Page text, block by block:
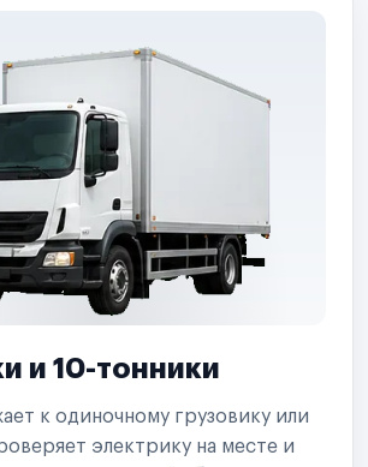
и 10-тонники
к одиночному грузовику или
электрику на месте и